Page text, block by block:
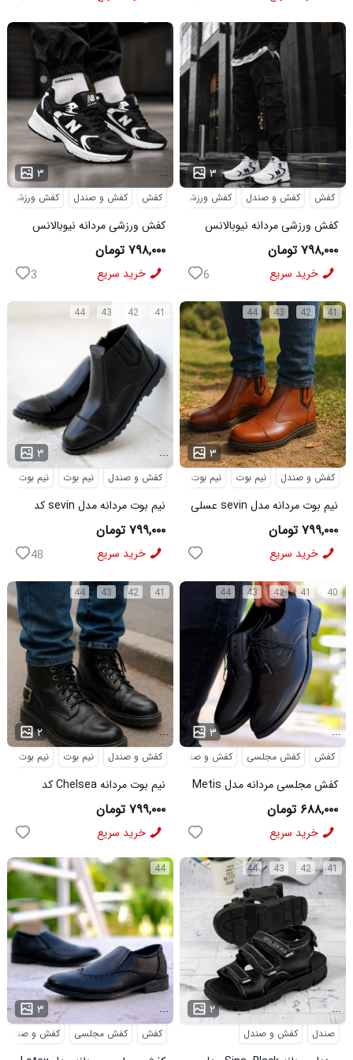
۳ ...
کفش کفش و صندل کفش ورزشی
کفش ورزشی مردانه نیوبالانس
مدل NB مشکی
۷۹۸,۰۰۰ تومان
خرید سریع 3
۳
کفش کفش و صندل کفش ورزشی
کفش ورزشی مردانه نیوبالانس
مدل NB سفید
۷۹۸,۰۰۰ تومان
خرید سریع 6
41
42
43
44
۳ ...
کفش و صندل نیم بوت نیم بوت
نیم بوت مردانه مدل sevin کد
6427
۷۹۹,۰۰۰ تومان
خرید سریع 48
41
42
43
44
۳ ...
کفش و صندل نیم بوت نیم بوت مردانه
نیم بوت مردانه مدل sevin عسلی
کد 6426
۷۹۹,۰۰۰ تومان
خرید سریع
41
42
43
44
۲ ...
کفش و صندل نیم بوت نیم بوت
نیم بوت مردانه Chelsea کد
6413
۷۹۹,۰۰۰ تومان
خرید سریع
40
41
42
43
44
۳ ...
کفش کفش مجلسی کفش و صندل
کفش مجلسی مردانه مدل Metis
کد 6328
۶۸۸,۰۰۰ تومان
خرید سریع
44
۳ ...
کفش کفش مجلسی کفش و صندل
41
42
43
44
۲ ...
صندل کفش و صندل